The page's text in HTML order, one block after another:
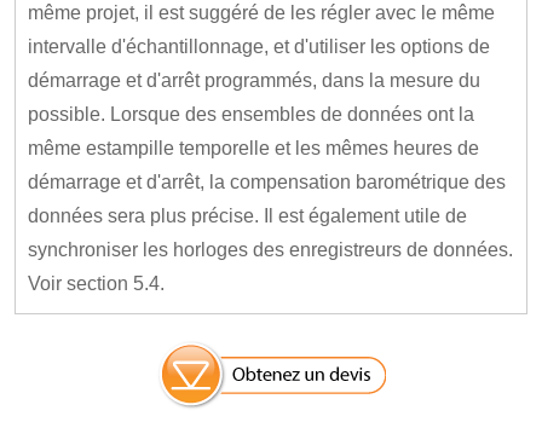
même projet, il est suggéré de les régler avec le même
intervalle d'échantillonnage, et d'utiliser les options de
démarrage et d'arrêt programmés, dans la mesure du
possible. Lorsque des ensembles de données ont la
même estampille temporelle et les mêmes heures de
démarrage et d'arrêt, la compensation barométrique des
données sera plus précise. Il est également utile de
synchroniser les horloges des enregistreurs de données.
Voir section 5.4.